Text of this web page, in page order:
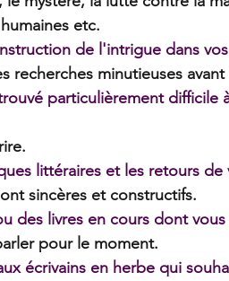
etc.
de l'intrigue dans
recherches minutieuses
particulièrement difficile
littéraires et les retours de
sincères et constructifs.
des livres en cours dont
pour le moment.
écrivains en herbe qui